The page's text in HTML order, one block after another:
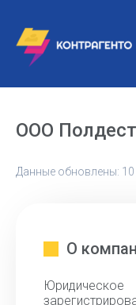
ООО Полдест
Данные обновлены: 10
О